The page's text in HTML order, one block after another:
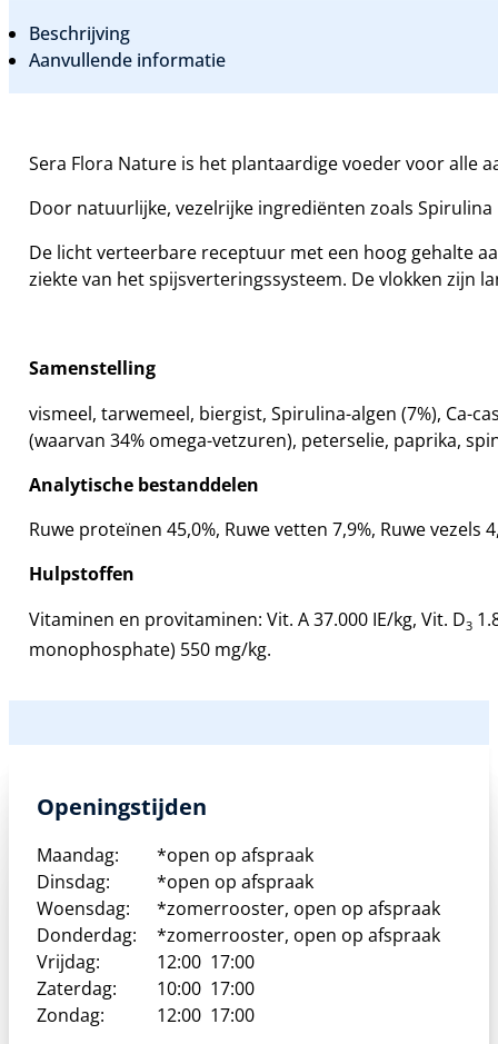
Beschrijving
Aanvullende informatie
Sera Flora Nature is het plantaardige voeder voor alle
Door natuurlijke, vezelrijke ingrediënten zoals
De licht verteerbare receptuur met een hoog gehalte
ziekte van het spijsverteringssysteem. De vlokken zijn
Samenstelling
vismeel, tarwemeel, biergist, Spirulina-algen (7%), Ca-
(waarvan 34% omega-vetzuren), peter­selie, paprika,
Analytische bestanddelen
Ruwe proteïnen 45,0%, Ruwe vetten 7,9%, Ruwe vezels
Hulpstoffen
Vitaminen en provitaminen: Vit. A 37.000 IE/kg, Vit. D3
monophosphate) 550 mg/kg.
Openingstijden
Maandag:
*open op afspraak
Dinsdag:
*open op afspraak
Woensdag:
*zomerrooster, open op afspraak
Donderdag:
*zomerrooster, open op afspraak
Vrijdag:
12:00 17:00
Zaterdag:
10:00 17:00
Zondag:
12:00 17:00